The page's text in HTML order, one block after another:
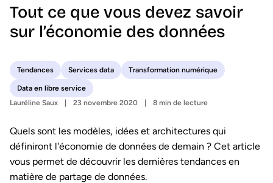
Tout ce que vous devez savoir
sur l’économie des données
Tendances Services data Transformation numérique
Data en libre service
Lauréline Saux
23 novembre 2020 8 min de lecture
Quels sont les modèles, idées et architectures qui
définiront l'économie de données de demain ? Cet article
vous permet de découvrir les dernières tendances en
matière de partage de données.